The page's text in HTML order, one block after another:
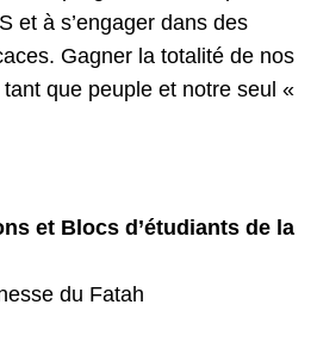
et à s’engager dans des
Gagner la totalité de nos
que peuple et notre seul «
et Blocs d’étudiants de la
du Fatah